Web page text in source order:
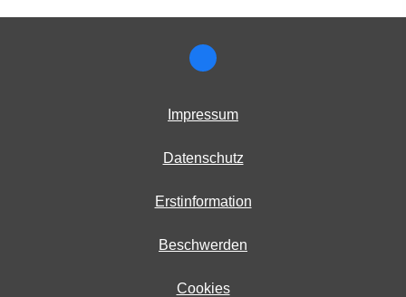
Impressum
Datenschutz
Erstinformation
Beschwerden
Cookies